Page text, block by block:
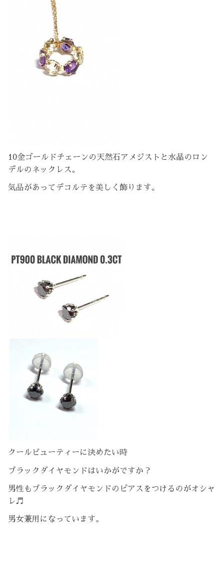
10金ゴールドチェーンの天然石アメジストと水晶のロン
デルのネックレス。
気品があってデコルテを美しく飾ります。
クールビューティーに決めたい時
ブラックダイヤモンドはいかがですか？
男性もブラックダイヤモンドのピアスをつけるのがオシャ
レ♬
男女兼用になっています。